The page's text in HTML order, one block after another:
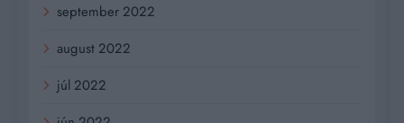
september 2022
august 2022
júl 2022